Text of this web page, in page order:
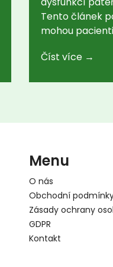
Tento článek
mohou
během terapie.
Číst více →
Menu
O nás
Obchodní
Zásady ochrany
GDPR
Kontakt